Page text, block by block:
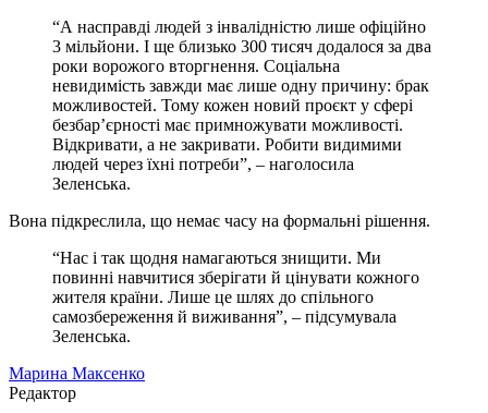
“А насправді людей з інвалідністю лише офіційно
3 мільйони. І ще близько 300 тисяч додалося за два
роки ворожого вторгнення. Соціальна
невидимість завжди має лише одну причину: брак
можливостей. Тому кожен новий проєкт у сфері
безбар’єрності має примножувати можливості.
Відкривати, а не закривати. Робити видимими
людей через їхні потреби”, – наголосила
Зеленська.
Вона підкреслила, що немає часу на формальні рішення.
“Нас і так щодня намагаються знищити. Ми
повинні навчитися зберігати й цінувати кожного
жителя країни. Лише це шлях до спільного
самозбереження й виживання”, – підсумувала
Зеленська.
Марина Максенко
Редактор